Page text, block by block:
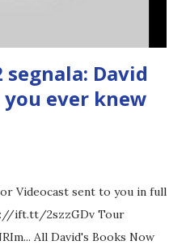
David
ever knew
Videocast sent to you in full
ift.tt/2szzGDv Tour
All David's Books Now